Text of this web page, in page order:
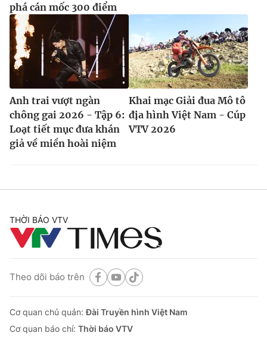
phá cán mốc 300 điểm
Anh trai vượt ngàn
chông gai 2026 - Tập 6:
Loạt tiết mục đưa khán
giả về miền hoài niệm
Khai mạc Giải đua Mô tô
địa hình Việt Nam - Cúp
VTV 2026
THỜI BÁO VTV
Theo dõi báo trên
Cơ quan chủ quản:Đài Truyền hình Việt Nam
Cơ quan báo chí: Thời báo VTV